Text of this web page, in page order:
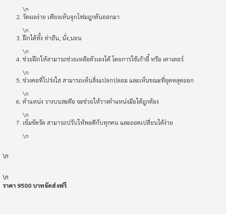
\n
วัดผลง่าย เพียงเห็นจุกโฟมถูกดันออกมา
\n
ฝึกได้ทั้ง ท่ายืน, นั่ง,นอน
\n
ช่วยฝึกให้สามารถช่วยเหลือตัวเองได้ โดยการใช้เก้าอี้ หรือ เคาเตอร์
\n
ช่วงคอที่โปร่งใส สามารถเห็นสิ่งแปลกปลอม และเห็นขณะที่อุดหลุดออก
\n
ตำแหน่ง วางบนสะดือ จะช่วยให้วางตำแหน่งมือได้ถูกต้อง
\n
เข็มขัดรัด สามารถปรับให้พอดีกับทุกคน และถอดเปลี่ยนได้ง่าย
\n
\n
\n
ราคา 9500 บาทจัดส่งฟรี